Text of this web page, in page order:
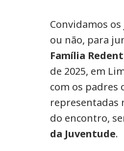
Convidamos os
ou não, para
Família
de 2025, em
com os padres
representadas
do encontro,
da Juventude.